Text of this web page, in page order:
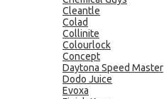
Cleantle
Colad
Collinite
Colourlock
Concept
Daytona Speed Master
Dodo Juice
Evoxa